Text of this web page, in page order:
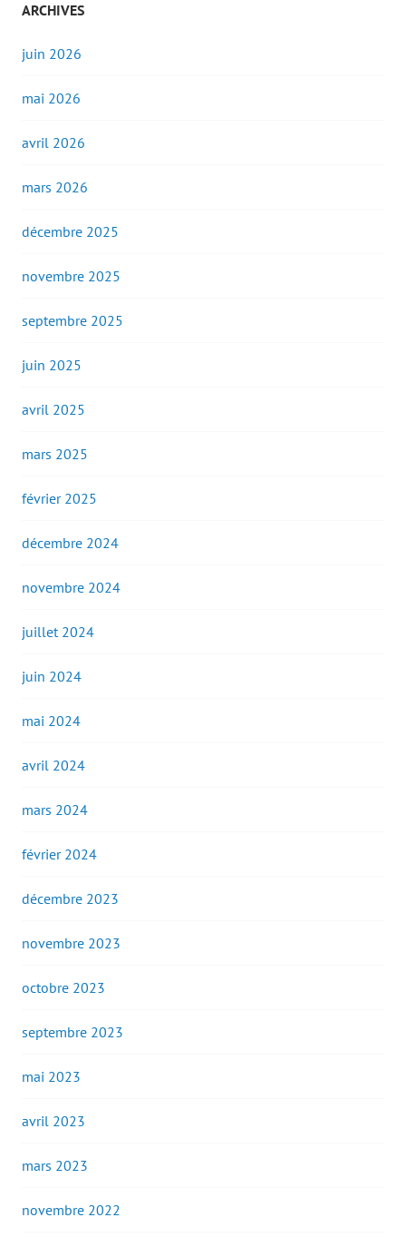
ARCHIVES
juin 2026
mai 2026
avril 2026
mars 2026
décembre 2025
novembre 2025
septembre 2025
juin 2025
avril 2025
mars 2025
février 2025
décembre 2024
novembre 2024
juillet 2024
juin 2024
mai 2024
avril 2024
mars 2024
février 2024
décembre 2023
novembre 2023
octobre 2023
septembre 2023
mai 2023
avril 2023
mars 2023
novembre 2022